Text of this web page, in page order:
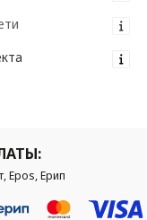
Epos, Ерип